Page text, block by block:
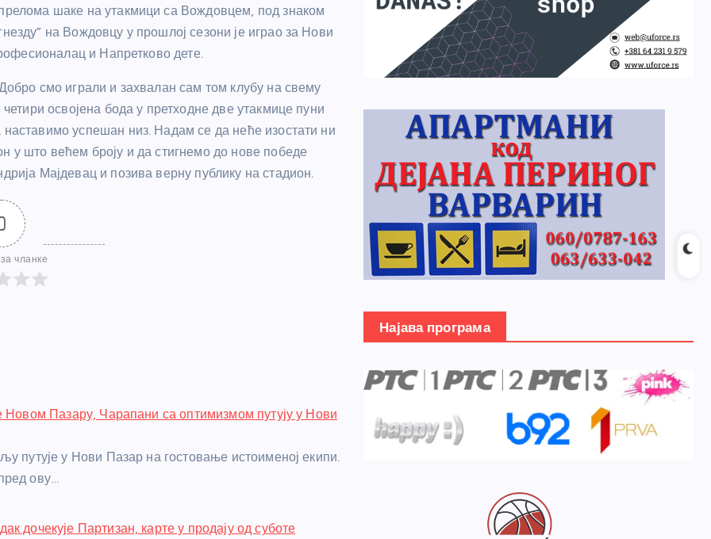
шаке на утакмици са Вождовцем, под знаком
на Вождовцу у прошлој сезони је играо за Нови
и Напретково дете.
смо играли и захвалан сам том клубу на свему
освојена бода у претходне две утакмице пуни
успешан низ. Надам се да неће изостати ни
у што већем броју и да стигнемо до нове победе
Мајдевац и позива верну публику на стадион.
чланке
Новом Пазару, Чарапани са оптимизмом путују у Нови
путује у Нови Пазар на гостовање истоименој екипи.
ову…
дочекује Партизан, карте у продају од суботе
Најава програма